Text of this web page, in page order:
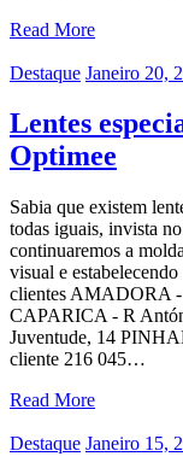
Read More
Categories
Destaque Posted
Janeiro 20,
Lentes
Optimee
Sabia que existem
todas iguais, invista
continuaremos a
visual e
clientes AMADORA
CAPARICA - R
Juventude, 14
cliente 216 045…
Read More
Categories
Destaque Posted
Janeiro 15,